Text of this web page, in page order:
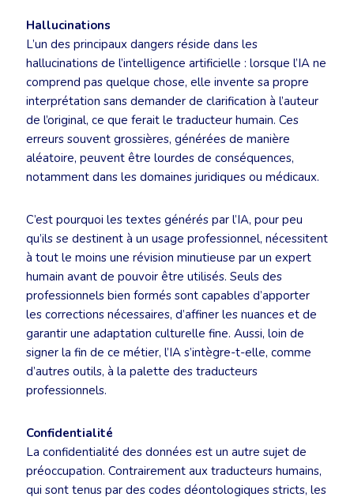
Hallucinations
L’un des principaux dangers réside dans les
hallucinations de l’intelligence artificielle : lorsque l’IA ne
comprend pas quelque chose, elle invente sa propre
interprétation sans demander de clarification à l’auteur
de l’original, ce que ferait le traducteur humain. Ces
erreurs souvent grossières, générées de manière
aléatoire, peuvent être lourdes de conséquences,
notamment dans les domaines juridiques ou médicaux.
C’est pourquoi les textes générés par l’IA, pour peu
qu’ils se destinent à un usage professionnel, nécessitent
à tout le moins une révision minutieuse par un expert
humain avant de pouvoir être utilisés. Seuls des
professionnels bien formés sont capables d’apporter
les corrections nécessaires, d’affiner les nuances et de
garantir une adaptation culturelle fine. Aussi, loin de
signer la fin de ce métier, l’IA s’intègre-t-elle, comme
d’autres outils, à la palette des traducteurs
professionnels.
Confidentialité
La confidentialité des données est un autre sujet de
préoccupation. Contrairement aux traducteurs humains,
qui sont tenus par des codes déontologiques stricts, les